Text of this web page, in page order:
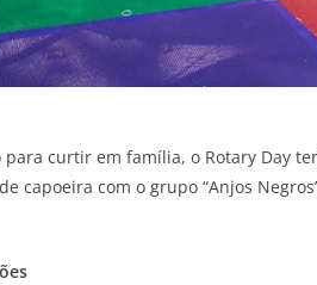
curtir em família, o Rotary Day
capoeira com o grupo “Anjos